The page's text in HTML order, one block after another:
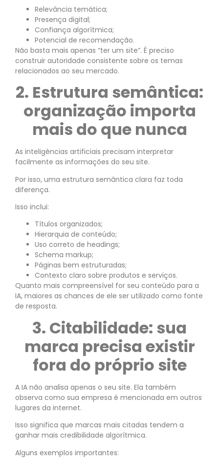
Relevância temática;
Presença digital;
Confiança algorítmica;
Potencial de recomendação.
Não basta mais apenas “ter um site”. É preciso
construir autoridade consistente sobre os temas
relacionados ao seu mercado.
2. Estrutura semântica:
organização importa
mais do que nunca
As inteligências artificiais precisam interpretar
facilmente as informações do seu site.
Por isso, uma estrutura semântica clara faz toda
diferença.
Isso inclui:
Títulos organizados;
Hierarquia de conteúdo;
Uso correto de headings;
Schema markup;
Páginas bem estruturadas;
Contexto claro sobre produtos e serviços.
Quanto mais compreensível for seu conteúdo para a
IA, maiores as chances de ele ser utilizado como fonte
de resposta.
3. Citabilidade: sua
marca precisa existir
fora do próprio site
A IA não analisa apenas o seu site. Ela também
observa como sua empresa é mencionada em outros
lugares da internet.
Isso significa que marcas mais citadas tendem a
ganhar mais credibilidade algorítmica.
Alguns exemplos importantes: